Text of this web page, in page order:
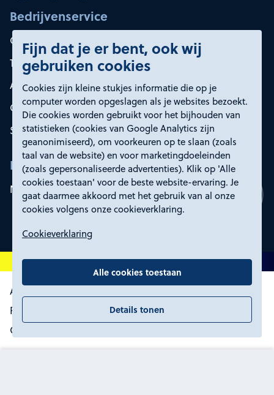
Fijn dat je er bent, ook wij
gebruiken cookies
Cookies zijn kleine stukjes informatie die op je
computer worden opgeslagen als je websites bezoekt.
Die cookies worden gebruikt voor het bijhouden van
statistieken (cookies van Google Analytics zijn
geanonimiseerd), om voorkeuren op te slaan (zoals
taal van de website) en voor marketingdoeleinden
(zoals gepersonaliseerde advertenties). Klik op 'Alle
cookies toestaan' voor de beste website-ervaring. Je
gaat daarmee akkoord met het gebruik van al onze
cookies volgens onze cookieverklaring.
Cookieverklaring
Alle cookies toestaan
Details tonen
Bedrijvenservice
Container huren
Tarieven
Afvalsoorten
Onze oplossingen
Service en contact
Rd4
Mijn Rd4
Algemene voorwaarden
Proclaimer, toegankelijkheid en privacy
Certificering